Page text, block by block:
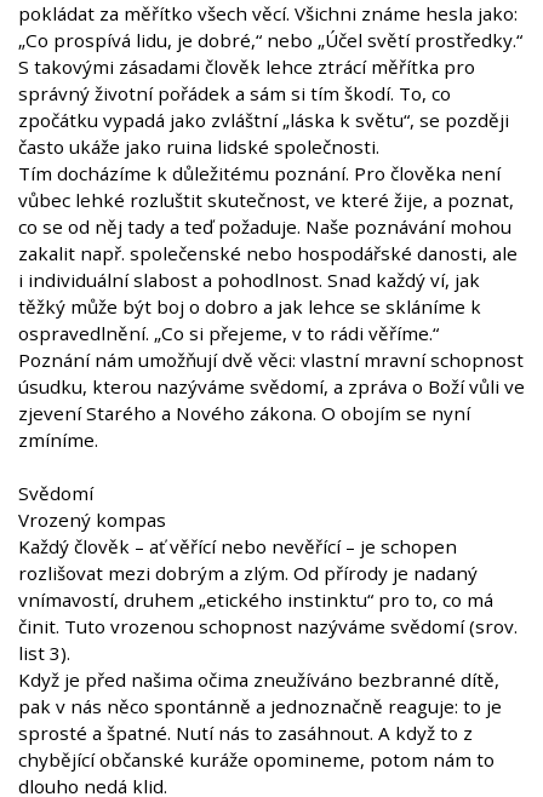
pokládat za měřítko všech věcí. Všichni známe hesla jako:
„Co prospívá lidu, je dobré,“ nebo „Účel světí prostředky.“
S takovými zásadami člověk lehce ztrácí měřítka pro
správný životní pořádek a sám si tím škodí. To, co
zpočátku vypadá jako zvláštní „láska k světu“, se později
často ukáže jako ruina lidské společnosti.
Tím docházíme k důležitému poznání. Pro člověka není
vůbec lehké rozluštit skutečnost, ve které žije, a poznat,
co se od něj tady a teď požaduje. Naše poznávání mohou
zakalit např. společenské nebo hospodářské danosti, ale
i individuální slabost a pohodlnost. Snad každý ví, jak
těžký může být boj o dobro a jak lehce se skláníme k
ospravedlnění. „Co si přejeme, v to rádi věříme.“
Poznání nám umožňují dvě věci: vlastní mravní schopnost
úsudku, kterou nazýváme svědomí, a zpráva o Boží vůli ve
zjevení Starého a Nového zákona. O obojím se nyní
zmíníme.
Svědomí
Vrozený kompas
Každý člověk – ať věřící nebo nevěřící – je schopen
rozlišovat mezi dobrým a zlým. Od přírody je nadaný
vnímavostí, druhem „etického instinktu“ pro to, co má
činit. Tuto vrozenou schopnost nazýváme svědomí (srov.
list 3).
Když je před našima očima zneužíváno bezbranné dítě,
pak v nás něco spontánně a jednoznačně reaguje: to je
sprosté a špatné. Nutí nás to zasáhnout. A když to z
chybějící občanské kuráže opomineme, potom nám to
dlouho nedá klid.